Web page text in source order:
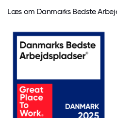
Læs om Danmarks Bedste